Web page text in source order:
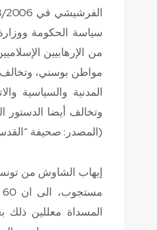
الفرشيشي في 29/8/2006 إلي تونس وهو في السجن ينتظر محاكمة عسكرية .
سياسة الحكومة ووزارة
من الإرهابيين
مواطن بوسني، وتخالف
المدنية والسياسية
وتخالف أيضا الدستور
(المصدر: صحيفة “القدس
إيهاب الشاوش من
المسداة معللين ذلك